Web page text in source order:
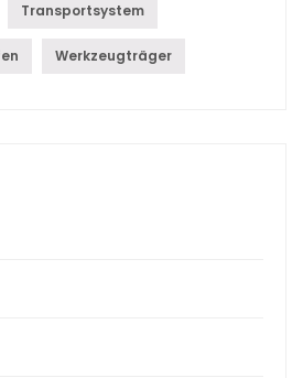
Transportsystem
Werkzeugträger